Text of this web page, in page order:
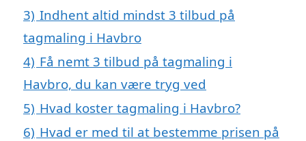
3) Indhent altid mindst 3 tilbud på
tagmaling i Havbro
4) Få nemt 3 tilbud på tagmaling i
Havbro, du kan være tryg ved
5) Hvad koster tagmaling i Havbro?
6) Hvad er med til at bestemme prisen på